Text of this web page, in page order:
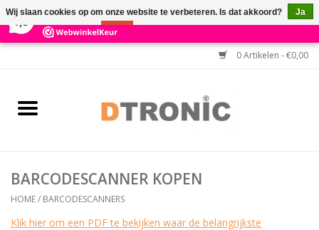
3 Reviews ×
0 Artikelen - €0,00
BARCODESCANNERS
HULP BIJ INSTALLATIE
BARCODESCANNER KOPEN
HOME/ BARCODESCANNERS
Klik hier om een PDF te bekijken waar de belangrijkste
Wij slaan cookies op om onze website te verbeteren. Is dat akkoord?
Ja
Nee